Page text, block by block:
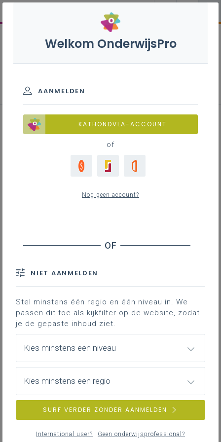
12 oktober 2023 –
beste lezer? “Herhaling”! Eén en al. En nu al vragen
minuten voorbij…
lerarentekort van Koen Daniëls
Reageren kan bij Wilfried Van Rompaey:
wilfried.vanrompaey@katholiekonderwijs.vlaanderen
Verwante artikels
2 juli 2026 – Capaciteit
Welkom OnderwijsPro
AANMELDEN
KATHONDVLA-ACCOUNT
of
Nog geen account?
NIET AANMELDEN
Stel minstens één regio en één niveau in. We
passen dit toe als kijkfilter op de website, zodat
je de gepaste inhoud ziet.
Kies minstens een niveau
Kies minstens een regio
SURF VERDER ZONDER AANMELDEN
International user? Geen onderwijsprofessional?